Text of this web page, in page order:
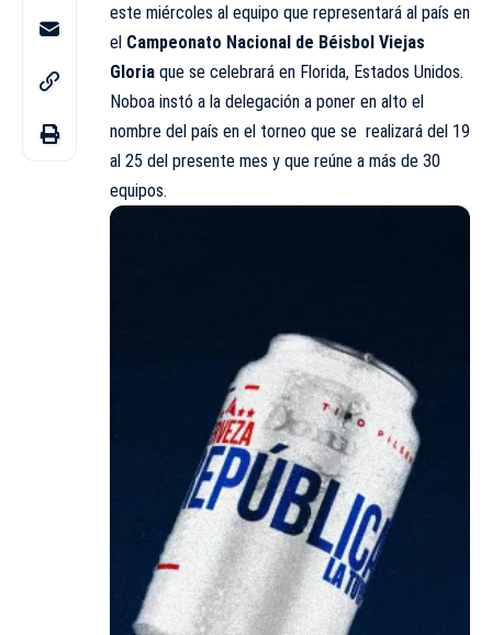
este miércoles al equipo que representará al país en
el Campeonato Nacional de Béisbol Viejas
Gloria que se celebrará en Florida, Estados Unidos.
Noboa instó a la delegación a poner en alto el
nombre del país en el torneo que se realizará del 19
al 25 del presente mes y que reúne a más de 30
equipos.